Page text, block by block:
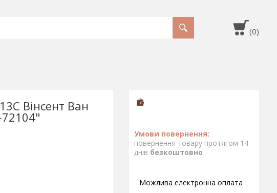
Вінсент Ван
повернення товару протягом 14
днів безкоштовно